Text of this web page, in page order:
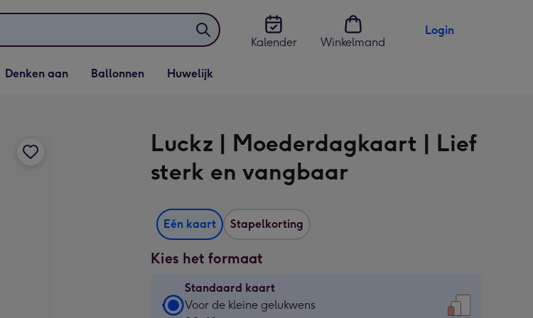
Kalender
Winkelmand
Login
Vervolgkeuzelijst
Denken aan openen
Denken aan
Vervolgkeuzelijst
Ballonnen openen
Ballonnen
Vervolgkeuzelijst
Huwelijk openen
Huwelijk
Luckz | Moederdagkaart | Lief
sterk en vangbaar
Eén kaart Stapelkorting
Kies het formaat
Standaard kaart
Standaard
Voor de kleine gelukwens